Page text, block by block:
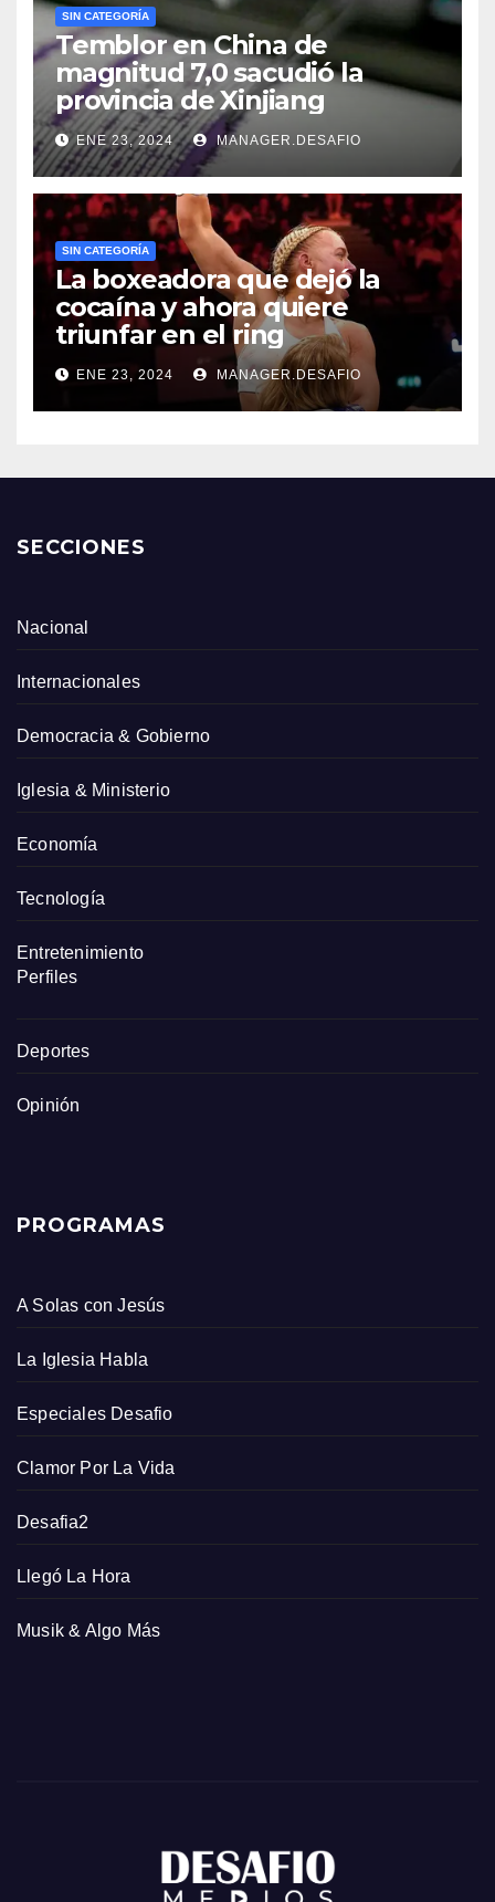
SIN CATEGORÍA
Temblor en China de
magnitud 7,0 sacudió la
provincia de Xinjiang
ENE 23, 2024 MANAGER.DESAFIO
SIN CATEGORÍA
La boxeadora que dejó la
cocaína y ahora quiere
triunfar en el ring​
ENE 23, 2024 MANAGER.DESAFIO
SECCIONES
Nacional
Internacionales
Democracia & Gobierno
Iglesia & Ministerio
Economía
Tecnología
Entretenimiento
Perfiles
Deportes
Opinión
PROGRAMAS
A Solas con Jesús
La Iglesia Habla
Especiales Desafio
Clamor Por La Vida
Desafia2
Llegó La Hora
Musik & Algo Más